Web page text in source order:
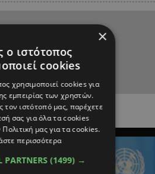
×
ο ιστότοπος
cookies
χρησιμοποιεί cookies για
εμπειρίας των χρηστών.
τον ιστότοπό μας, παρέχετε
σας για όλα τα cookies
μας για τα cookies.
περισσότερα
PARTNERS (1499) →